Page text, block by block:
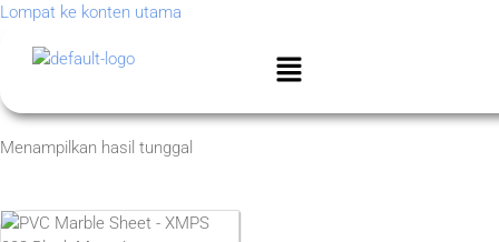
Lompat ke konten utama
Menampilkan hasil tunggal